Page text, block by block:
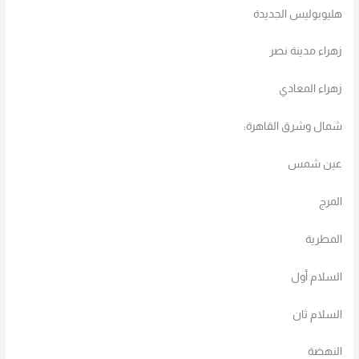
هليوبوليس الجديدة
زهراء مدينة نصر
زهراء المعادي
شمال وشرق القاهرة:
عين شمس
المرج
المطرية
السلام أول
السلام ثان
النهضة